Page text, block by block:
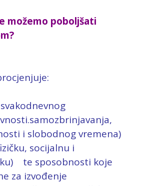
možemo poboljšati
terapijom?
i slobodnog vremena)
socijalnu i
te sposobnosti koje
za izvođenje